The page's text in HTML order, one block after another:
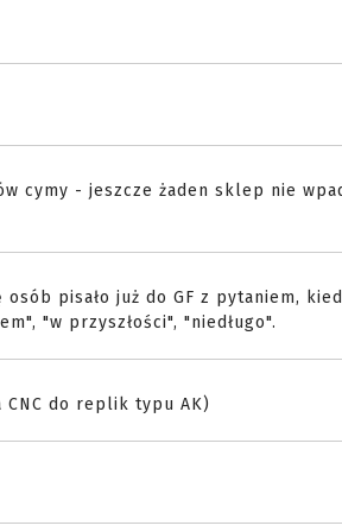
cymy - jeszcze żaden sklep nie
pisało już do GF z pytaniem,
"w przyszłości", "niedługo".
CNC do replik typu AK)